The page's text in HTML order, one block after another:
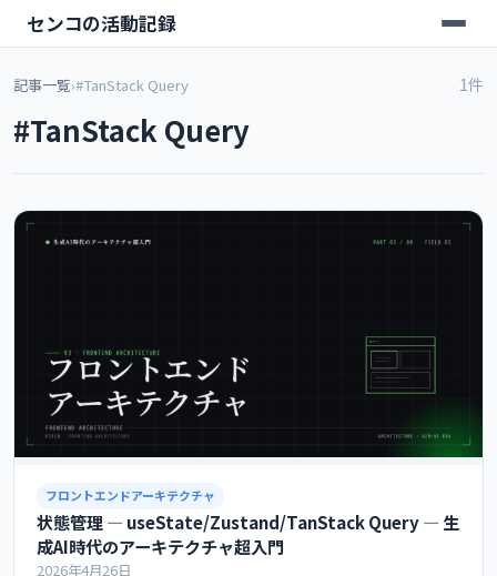
センコの活動記録
記事一覧›#TanStack Query
#TanStack Query
1件
フロントエンドアーキテクチャ
状態管理 ― useState/Zustand/TanStack Query ― 生
成AI時代のアーキテクチャ超入門
2026年4月26日